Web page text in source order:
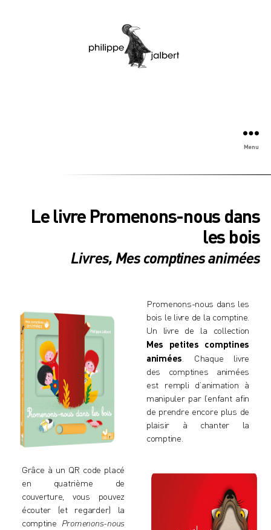
Menu
Le livre Promenons-nous dans
les bois
Livres, Mes comptines animées
Promenons-nous dans les
bois le livre de la comptine.
Un livre de la collection
Mes petites comptines
animées. Chaque livre
des comptines animées
est rempli d’animation à
manipuler par l’enfant afin
de prendre encore plus de
plaisir à chanter la
comptine.
Grâce à un QR code placé
en quatrième de
couverture, vous pouvez
écouter (et regarder) la
comptine Promenons-nous